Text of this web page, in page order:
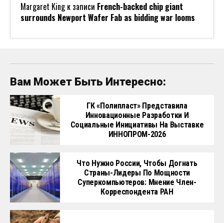
Margaret Kingк записи French-backed chip giant
surrounds Newport Wafer Fab as bidding war looms
Вам Может Быть Интересно:
ГК «Полипласт» Представила
Инновационные Разработки И
Социальные Инициативы На Выставке
ИННОПРОМ-2026
Что Нужно России, Чтобы Догнать
Страны-Лидеры По Мощности
Суперкомпьютеров: Мнение Член-
Корреспондента РАН